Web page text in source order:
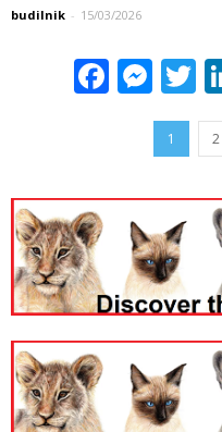
budilnik - 15/03/2026
1 2